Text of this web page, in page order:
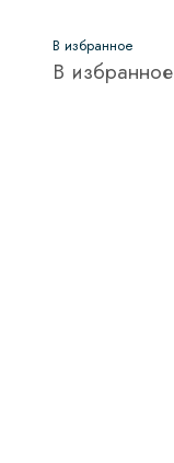
В избранное
В избранное